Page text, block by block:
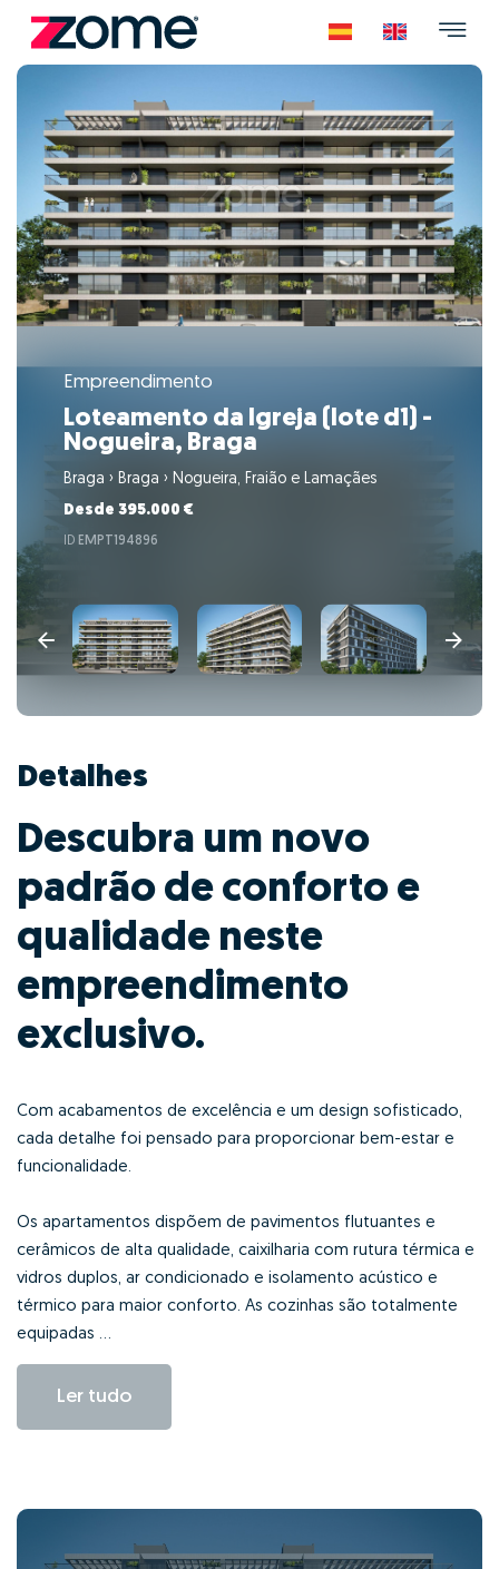
Empreendimento
Loteamento da Igreja (lote d1) -
Nogueira, Braga
Braga › Braga › Nogueira, Fraião e Lamaçães
Desde 395.000 €
ID EMPT194896
Detalhes
Descubra um novo
padrão de conforto e
qualidade neste
empreendimento
exclusivo.
Com acabamentos de excelência e um design sofisticado,
cada detalhe foi pensado para proporcionar bem-estar e
funcionalidade.
Os apartamentos dispõem de pavimentos flutuantes e
cerâmicos de alta qualidade, caixilharia com rutura térmica e
vidros duplos, ar condicionado e isolamento acústico e
térmico para maior conforto. As cozinhas são totalmente
equipadas ...
Ler tudo